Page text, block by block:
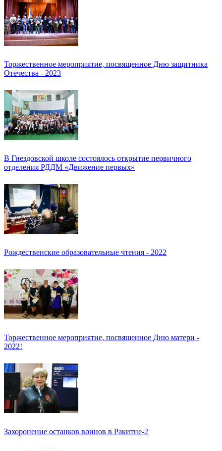
Торжественное мероприятие, посвященное Дню защитника
Отечества - 2023
В Гнездовской школе состоялось открытие первичного
отделения РДДМ «Движение первых»
Рождественские образовательные чтения - 2022
Торжественное мероприятие, посвященное Дню матери -
2022!
Захоронение останков воинов в Ракитне-2